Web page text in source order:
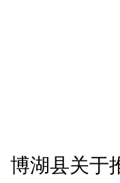
博湖县关于